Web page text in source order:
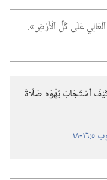
عَلَى كُلِّ ٱلْأَرْضِ‏»‏
‏.‏
ٱسْتَجَابَ يَهْوَه صَلَاةَ
‏١٨